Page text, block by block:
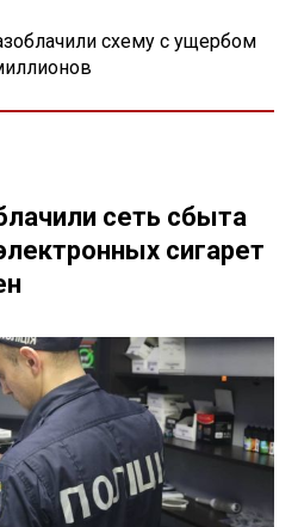
схему с ущербом
сеть сбыта
сигарет